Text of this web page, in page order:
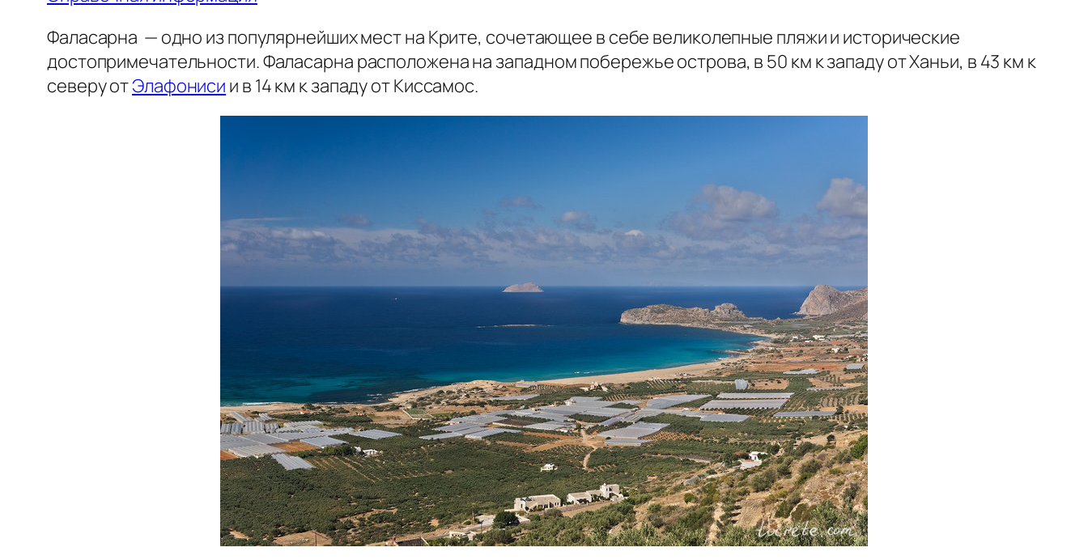
Фаласарна — одно из популярнейших мест на Крите, сочетающее в себе великолепные пляжи и исторические
достопримечательности. Фаласарна расположена на западном побережье острова, в 50 км к западу отХаньи, в 43 км к
северу отЭлафониси и в 14 км к западу отКиссамос.